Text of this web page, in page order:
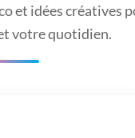
et idées créatives
votre quotidien.